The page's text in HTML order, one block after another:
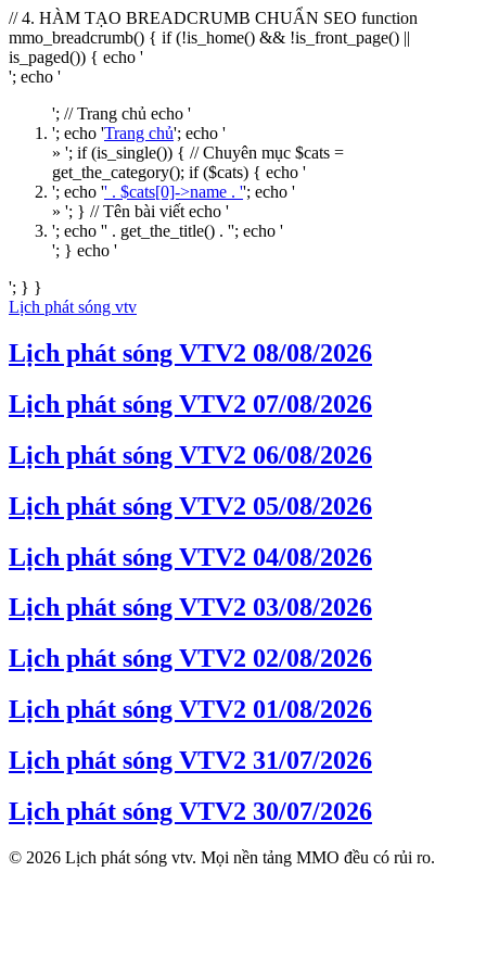
// 4. HÀM TẠO BREADCRUMB CHUẨN SEO function
mmo_breadcrumb() { if (!is_home() && !is_front_page() ||
is_paged()) { echo '
'; echo '
'; // Trang chủ echo '
'; echo 'Trang chủ'; echo '
» '; if (is_single()) { // Chuyên mục $cats =
get_the_category(); if ($cats) { echo '
'; echo '' . $cats[0]->name . ''; echo '
» '; } // Tên bài viết echo '
'; echo '' . get_the_title() . ''; echo '
'; } echo '
'; } }
Lịch phát sóng vtv
Lịch phát sóng VTV2 08/08/2026
Lịch phát sóng VTV2 07/08/2026
Lịch phát sóng VTV2 06/08/2026
Lịch phát sóng VTV2 05/08/2026
Lịch phát sóng VTV2 04/08/2026
Lịch phát sóng VTV2 03/08/2026
Lịch phát sóng VTV2 02/08/2026
Lịch phát sóng VTV2 01/08/2026
Lịch phát sóng VTV2 31/07/2026
Lịch phát sóng VTV2 30/07/2026
© 2026 Lịch phát sóng vtv. Mọi nền tảng MMO đều có rủi ro.